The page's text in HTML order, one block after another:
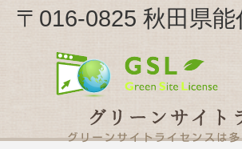
〒016-0825 秋田県